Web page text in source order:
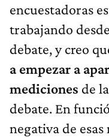
encuestadoras
trabajando
debate, y creo
a empezar a
mediciones de
debate. En
negativa de